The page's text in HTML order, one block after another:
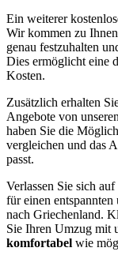
Ein weiterer
Wir kommen zu
genau festzuhalten
Dies ermöglicht eine
Kosten.
Zusätzlich erhalten
Angebote von
haben Sie die
vergleichen und das
passt.
Verlassen Sie sich
für einen
nach Griechenland.
Sie Ihren Umzug mit
komfortabel wie